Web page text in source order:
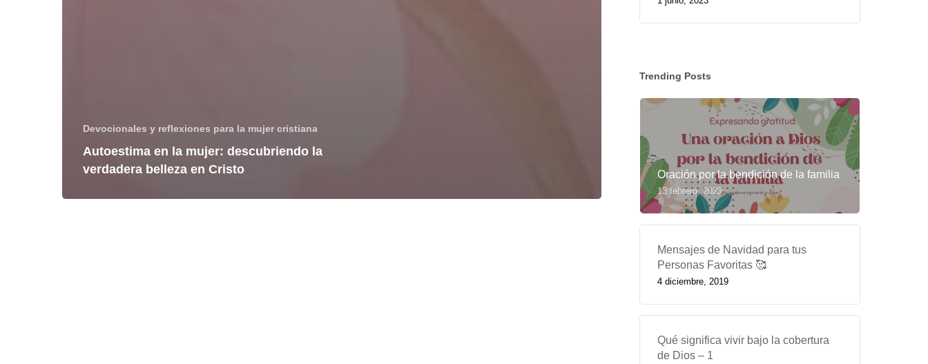
Devocionales y reflexiones para la mujer cristiana
Autoestima en la mujer: descubriendo la
verdadera belleza en Cristo
Trending Posts
Oración por la bendición de la familia
13 febrero, 2023
Mensajes de Navidad para tus
Personas Favoritas 🥰
4 diciembre, 2019
Qué significa vivir bajo la cobertura
de Dios – 1